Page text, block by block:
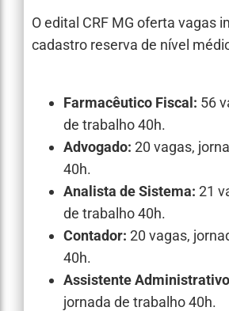
O edital CRF MG oferta vagas
cadastro reserva de nível
Farmacêutico Fiscal: 56
de trabalho 40h.
Advogado: 20 vagas, j
40h.
Analista de Sistema: 21
de trabalho 40h.
Contador: 20 vagas,
40h.
Assistente
jornada de trabalho 40h.